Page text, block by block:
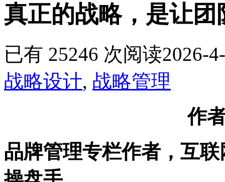
真正的战略，是让团
已有 25246 次阅读2026-
战略设计, 战略管理
作
品牌管理专栏作者，互